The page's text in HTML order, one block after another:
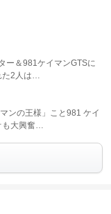
ー＆981ケイマンGTSに
た2人は…
ンの王様」こと981 ケイ
も大興奮…